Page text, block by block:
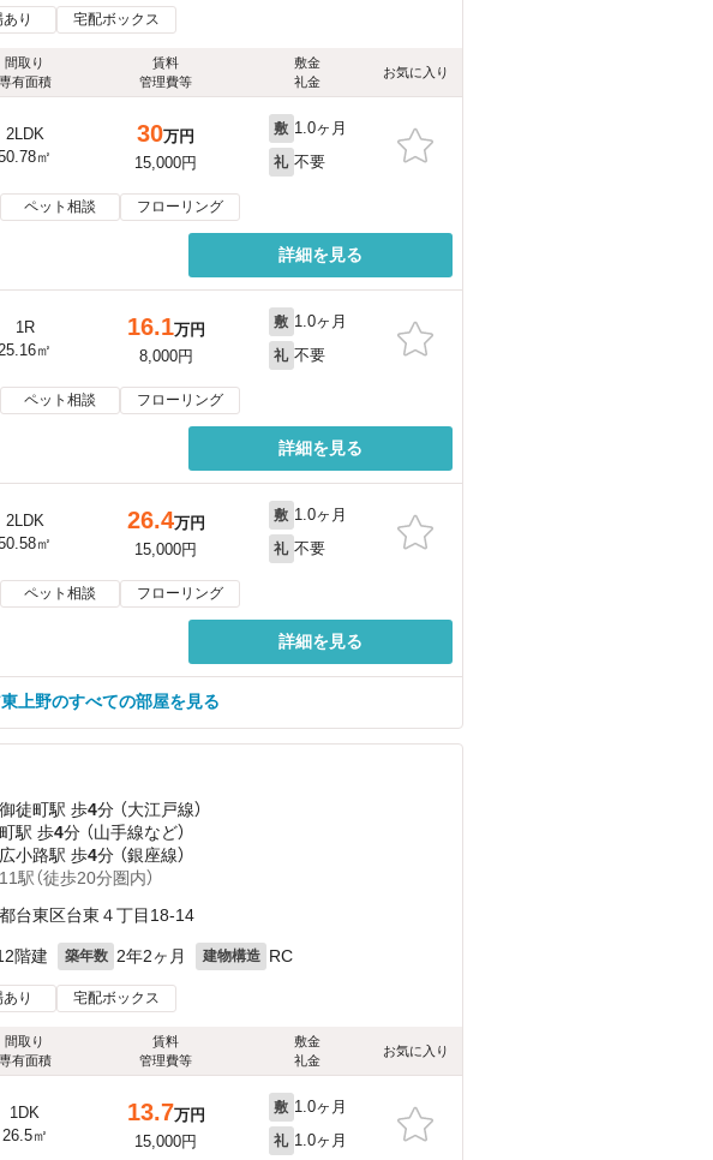
り 宅配ボックス
間取り
専有面積
賃料
管理費等
敷金
礼金
お気に入り
2LDK
㎡
30万円
15,000円
敷 1.0ヶ月
礼 不要
ペット相談 フローリング
詳細を見る
1R
25.16㎡
16.1万円
8,000円
敷 1.0ヶ月
礼 不要
ペット相談 フローリング
詳細を見る
2LDK
㎡
26.4万円
15,000円
敷 1.0ヶ月
礼 不要
ペット相談 フローリング
詳細を見る
上野のすべての部屋を見る
御徒町駅 歩4分 （大江戸線）
駅 歩4分 （山手線など）
広小路駅 歩4分 （銀座線）
駅（徒歩20分圏内）
台東区台東４丁目18-14
階建 築年数 2年2ヶ月 建物構造 RC
り 宅配ボックス
間取り
専有面積
賃料
管理費等
敷金
礼金
お気に入り
1DK
26.5㎡
13.7万円
15,000円
敷 1.0ヶ月
礼 1.0ヶ月